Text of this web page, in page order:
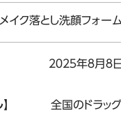
ク落とし洗顔フォーム
日】 ２０２５年８月８
ネル】 全国のドラッ